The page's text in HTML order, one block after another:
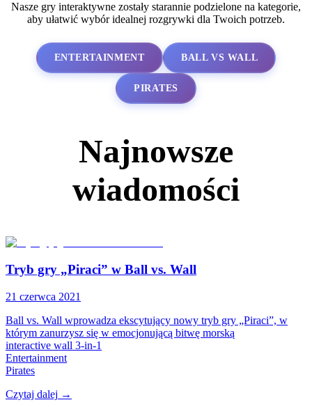
Nasze gry interaktywne zostały starannie podzielone na kategorie,
aby ułatwić wybór idealnej rozgrywki dla Twoich potrzeb.
ENTERTAINMENT BALL VS WALL
PIRATES
Najnowsze
wiadomości
Tryb gry „Piraci” w Ball vs. Wall
21 czerwca 2021
Ball vs. Wall wprowadza ekscytujący nowy tryb gry „Piraci”, w
którym zanurzysz się w emocjonującą bitwę morską
interactive wall 3-in-1
Entertainment
Pirates​
Czytaj dalej →